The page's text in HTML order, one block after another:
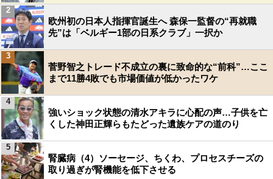
欧州初の日本人指揮官誕生へ 森保一監督の“再就職
先”は「ベルギー1部の日系クラブ」一択か
2
菅野智之トレード不成立の裏に致命的な“前科”…ここ
まで11勝4敗でも市場価値が低かったワケ
3
強いショック状態の清水アキラに心配の声…子供を亡
くした神田正輝らもたどった遺族ケアの道のり
4
腎臓病（4）ソーセージ、ちくわ、プロセスチーズの
取り過ぎが腎機能を低下させる
5